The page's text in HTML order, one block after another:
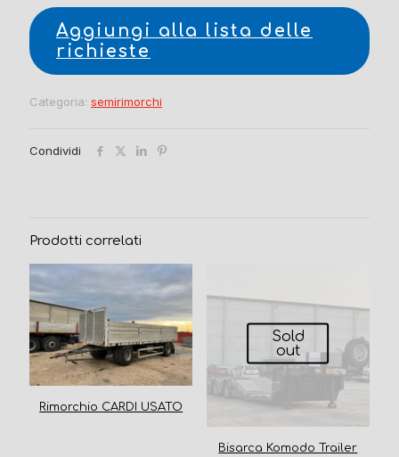
Aggiungi alla lista delle
richieste
Categoria: semirimorchi
Condividi
Prodotti correlati
Rimorchio CARDI USATO
Sold
out
Bisarca Komodo Trailer